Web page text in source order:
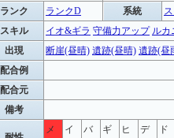
ランク
ランクD 系統
スキル
イオ&ギラ 守備力アップ ルカ
出現
断崖(昼晴) 遺跡(昼晴) 遺跡(昼
配合例
配合元
備考
メ
イ
バ
ギ
ヒ
デ
ド